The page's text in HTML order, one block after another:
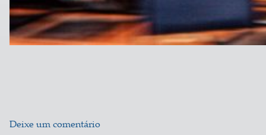
Deixe um comentário